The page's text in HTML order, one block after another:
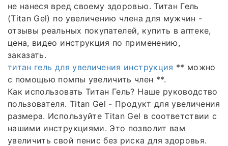
не нанеся вред своему здоровью. Титан Гель
(Titan Gel) по увеличению члена для мужчин -
отзывы реальных покупателей, купить в аптеке,
цена, видео инструкция по применению,
заказать.
титан гель для увеличения инструкция ** можно
с помощью помпы увеличить член **.
Как использовать Титан Гель? Наше руководство
пользователя. Titan Gel - Продукт для увеличения
размера. Используйте Titan Gel в соответствии с
нашими инструкциями. Это позволит вам
увеличить свой пенис без риска для здоровья.